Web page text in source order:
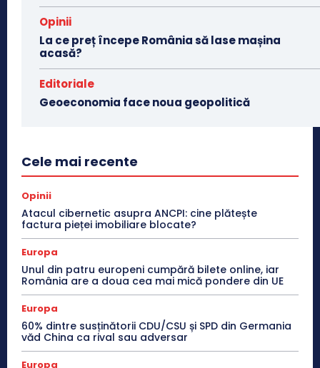
Opinii
La ce preț începe România să lase mașina
acasă?
Editoriale
Geoeconomia face noua geopolitică
Cele mai recente
Opinii
Atacul cibernetic asupra ANCPI: cine plătește
factura pieței imobiliare blocate?
Europa
Unul din patru europeni cumpără bilete online, iar
România are a doua cea mai mică pondere din UE
Europa
60% dintre susținătorii CDU/CSU și SPD din Germania
văd China ca rival sau adversar
Europa